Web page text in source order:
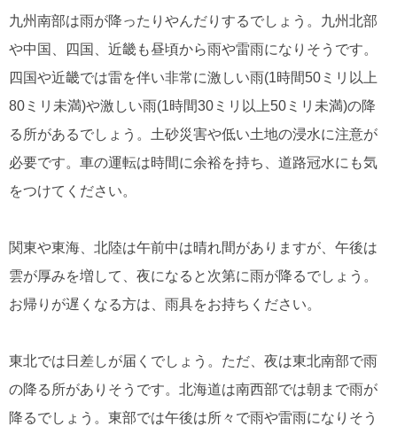
九州南部は雨が降ったりやんだりするでしょう。九州北部
や中国、四国、近畿も昼頃から雨や雷雨になりそうです。
四国や近畿では雷を伴い非常に激しい雨(1時間50ミリ以上
80ミリ未満)や激しい雨(1時間30ミリ以上50ミリ未満)の降
る所があるでしょう。土砂災害や低い土地の浸水に注意が
必要です。車の運転は時間に余裕を持ち、道路冠水にも気
をつけてください。
関東や東海、北陸は午前中は晴れ間がありますが、午後は
雲が厚みを増して、夜になると次第に雨が降るでしょう。
お帰りが遅くなる方は、雨具をお持ちください。
東北では日差しが届くでしょう。ただ、夜は東北南部で雨
の降る所がありそうです。北海道は南西部では朝まで雨が
降るでしょう。東部では午後は所々で雨や雷雨になりそう